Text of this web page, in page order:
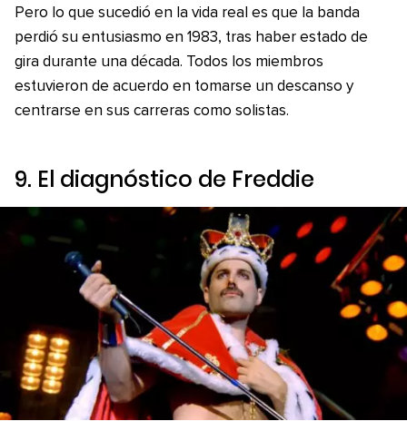
Pero lo que sucedió en la vida real es que la banda
perdió su entusiasmo en 1983, tras haber estado de
gira durante una década. Todos los miembros
estuvieron de acuerdo en tomarse un descanso y
centrarse en sus carreras como solistas.
9. El diagnóstico de Freddie